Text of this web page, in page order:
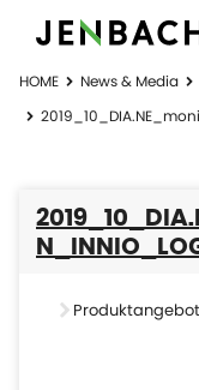
HOME News & Media